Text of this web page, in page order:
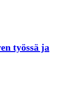
työssä ja